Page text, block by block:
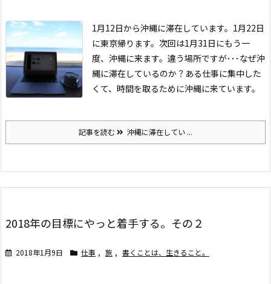
1月12日から沖縄に滞在しています。1月22日
に東京帰ります。次回は1月31日にもう一
度、沖縄に来ます。違う場所ですが･･･ なぜ沖
縄に滞在しているのか？ ある仕事に集中した
くて、時間を取るために沖縄に来ています。
記事を読む 沖縄に滞在してい ...
2018年の目標にやっと着手する。その２
2018年1月9日 仕事 , 旅 , 書くことは、生きること。